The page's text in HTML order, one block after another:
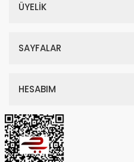
ÜYELİK
SAYFALAR
HESABIM